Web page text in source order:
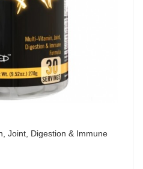
Joint, Digestion & Immune